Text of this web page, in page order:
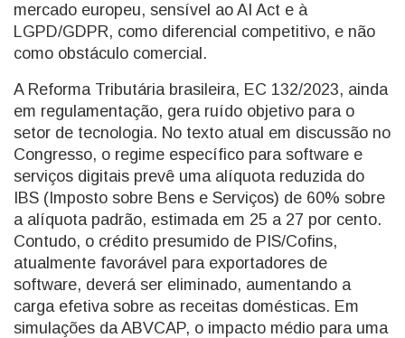
mercado europeu, sensível ao AI Act e à
LGPD/GDPR, como diferencial competitivo, e não
como obstáculo comercial.
A Reforma Tributária brasileira, EC 132/2023, ainda
em regulamentação, gera ruído objetivo para o
setor de tecnologia. No texto atual em discussão no
Congresso, o regime específico para software e
serviços digitais prevê uma alíquota reduzida do
IBS (Imposto sobre Bens e Serviços) de 60% sobre
a alíquota padrão, estimada em 25 a 27 por cento.
Contudo, o crédito presumido de PIS/Cofins,
atualmente favorável para exportadores de
software, deverá ser eliminado, aumentando a
carga efetiva sobre as receitas domésticas. Em
simulações da ABVCAP, o impacto médio para uma